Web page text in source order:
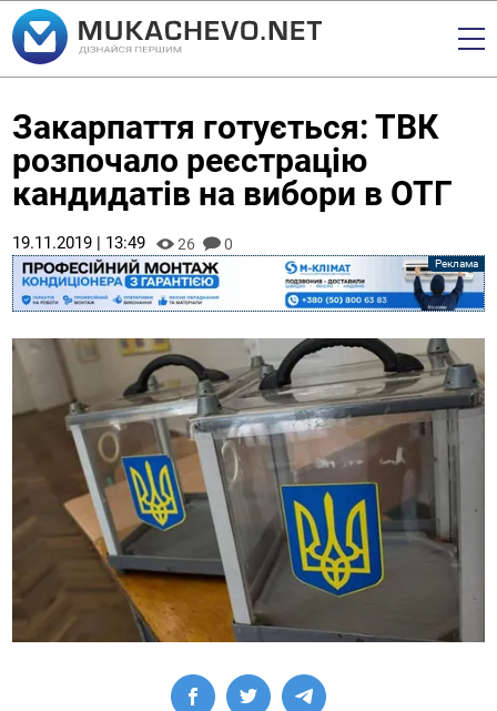
Закарпаття готується: ТВК
розпочало реєстрацію
кандидатів на вибори в ОТГ
19.11.2019 | 13:49 26 0